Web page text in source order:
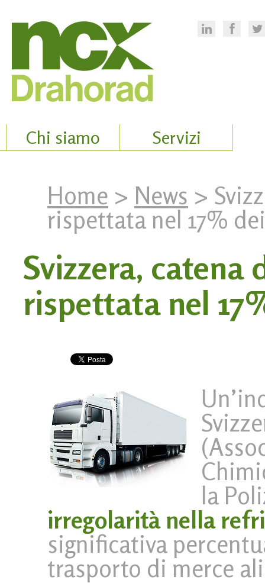
Chi siamo Servizi
Home > News >
rispettata nel 17%
Svizzera, catena
rispettata nel
la
irregolarità nella
significativa
trasporto di merce